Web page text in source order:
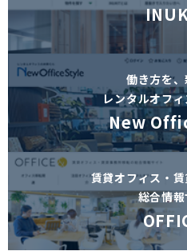
働き方を
レンタルオフ
New
賃貸オフィス・
総合情